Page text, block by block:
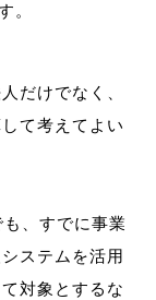
だけでなく、
て考えてよい
、すでに事業
ステムを活用
対象とするな